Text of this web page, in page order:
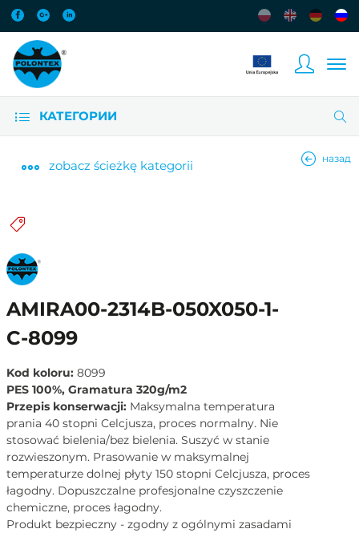
КАТЕГОРИИ
zobacz ścieżkę kategorii назад
AMIRA00-2314B-050X050-1-
C-8099
Kod koloru: 8099
PES 100%, Gramatura 320g/m2
Przepis konserwacji: Maksymalna temperatura
prania 40 stopni Celcjusza, proces normalny. Nie
stosować bielenia/bez bielenia. Suszyć w stanie
rozwieszonym. Prasowanie w maksymalnej
temperaturze dolnej płyty 150 stopni Celcjusza, proces
łagodny. Dopuszczalne profesjonalne czyszczenie
chemiczne, proces łagodny.
Produkt bezpieczny - zgodny z ogólnymi zasadami